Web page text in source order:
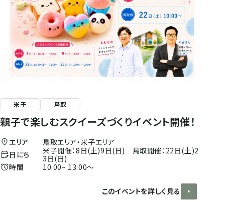
米子 鳥取
親子で楽しむスクイーズづくりイベント開催！
エリア
鳥取エリア・米子エリア
日にち
米子開催：8日(土)9日(日) 鳥取開催：22日(土)2
3日(日)
時間
10:00~ 13:00～
このイベントを詳しく見る